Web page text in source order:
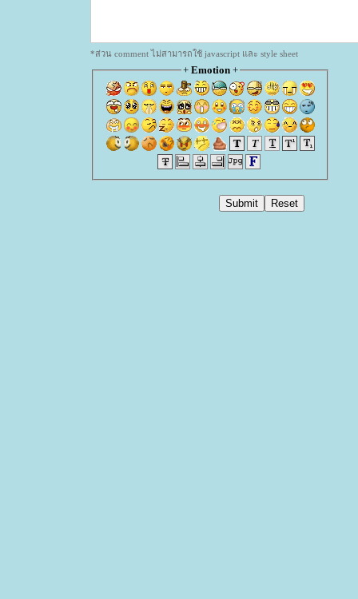
*ส่วน comment ไม่สามารถใช้ javascript และ style sheet
+ Emotion+